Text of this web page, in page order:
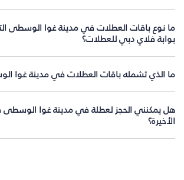
ما نوع باقات العطلات في مدينة غوا الوسطى
بوابة فلاي دبي للعطلات؟
ما الذي تشمله باقات العطلات في مدينة غوا
هل يمكنني الحجز لعطلة في مدينة غوا الوسطى
الأخيرة؟